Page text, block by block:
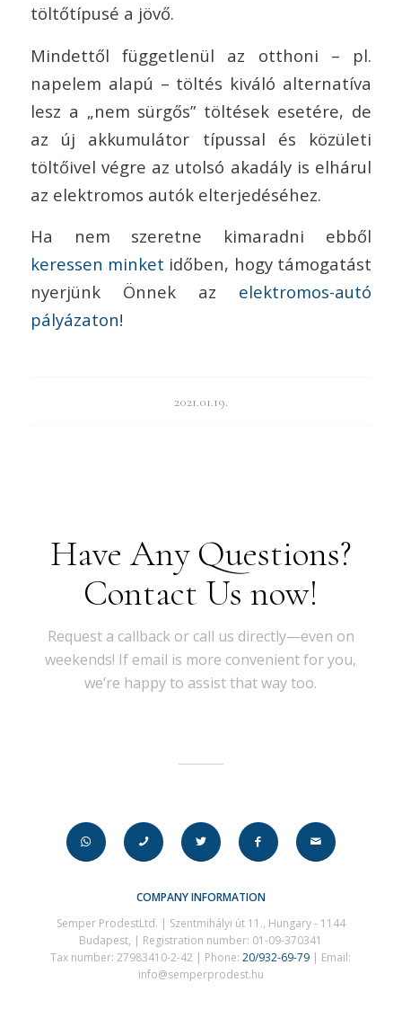
töltőtípusé a jövő.
Mindettől függetlenül az otthoni – pl.
napelem alapú – töltés kiváló alternatíva
lesz a „nem sürgős” töltések esetére, de
az új akkumulátor típussal és közületi
töltőivel végre az utolsó akadály is elhárul
az elektromos autók elterjedéséhez.
Ha nem szeretne kimaradni ebből
keressen minket időben, hogy támogatást
nyerjünk Önnek az elektromos-autó
pályázaton!
2021.01.19.
Have Any Questions?
Contact Us now!
Request a callback or call us directly—even on
weekends! If email is more convenient for you,
we’re happy to assist that way too.
COMPANY INFORMATION
Semper ProdestLtd. | Szentmihályi út 11., Hungary - 1144
Budapest, | Registration number: 01-09-370341
Tax number: 27983410-2-42 | Phone:20/932-69-79 | Email:
info@semperprodest.hu